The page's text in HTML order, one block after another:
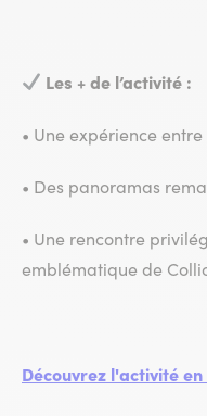
Les + de l’activité :
• Une expérience
• Des panoramas
• Une rencontre
emblématique de
Découvrez l'activité en